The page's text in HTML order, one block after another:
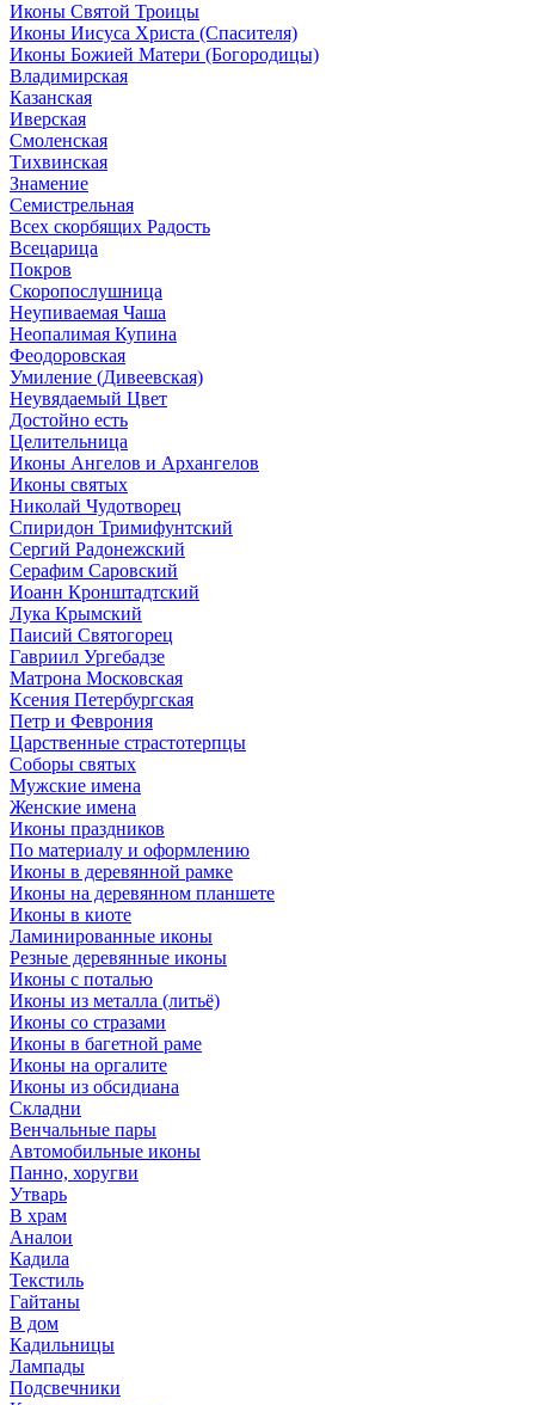
Иконы Святой Троицы
Иконы Иисуса Христа (Спасителя)
Иконы Божией Матери (Богородицы)
Владимирская
Казанская
Иверская
Смоленская
Тихвинская
Знамение
Семистрельная
Всех скорбящих Радость
Всецарица
Покров
Скоропослушница
Неупиваемая Чаша
Неопалимая Купина
Феодоровская
Умиление (Дивеевская)
Неувядаемый Цвет
Достойно есть
Целительница
Иконы Ангелов и Архангелов
Иконы святых
Николай Чудотворец
Спиридон Тримифунтский
Сергий Радонежский
Серафим Саровский
Иоанн Кронштадтский
Лука Крымский
Паисий Святогорец
Гавриил Ургебадзе
Матрона Московская
Ксения Петербургская
Петр и Феврония
Царственные страстотерпцы
Соборы святых
Мужские имена
Женские имена
Иконы праздников
По материалу и оформлению
Иконы в деревянной рамке
Иконы на деревянном планшете
Иконы в киоте
Ламинированные иконы
Резные деревянные иконы
Иконы с поталью
Иконы из металла (литьё)
Иконы со стразами
Иконы в багетной раме
Иконы на оргалите
Иконы из обсидиана
Складни
Венчальные пары
Автомобильные иконы
Панно, хоругви
Утварь
В храм
Аналои
Кадила
Текстиль
Гайтаны
В дом
Кадильницы
Лампады
Подсвечники